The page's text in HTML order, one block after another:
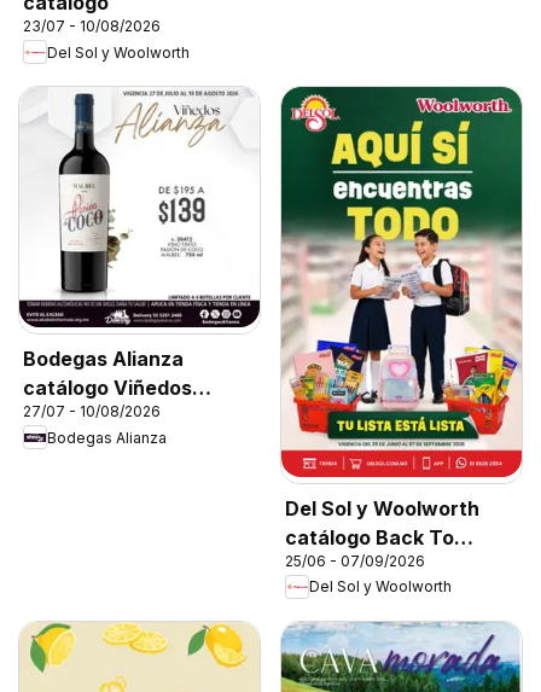
23/07 - 10/08/2026
Del Sol y Woolworth
Bodegas Alianza
catálogo Viñedos
Alianza
27/07 - 10/08/2026
Bodegas Alianza
Del Sol y Woolworth
catálogo Back To
School
25/06 - 07/09/2026
Del Sol y Woolworth